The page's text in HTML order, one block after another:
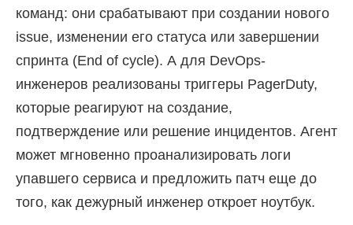
команд: они срабатывают при создании нового
issue, изменении его статуса или завершении
спринта (End of cycle). А для DevOps-
инженеров реализованы триггеры PagerDuty,
которые реагируют на создание,
подтверждение или решение инцидентов. Агент
может мгновенно проанализировать логи
упавшего сервиса и предложить патч еще до
того, как дежурный инженер откроет ноутбук.